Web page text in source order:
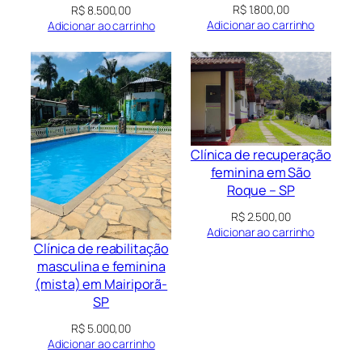
R$8.500,00
Adicionar ao carrinho
R$1.800,00
Adicionar ao carrinho
Clínica de reabilitação
masculina e feminina
(mista) em Mairiporã-
SP
R$ 5.000,00
Adicionar ao carrinho
Clínica de recuperação
feminina em São
Roque – SP
R$2.500,00
Adicionar ao carrinho